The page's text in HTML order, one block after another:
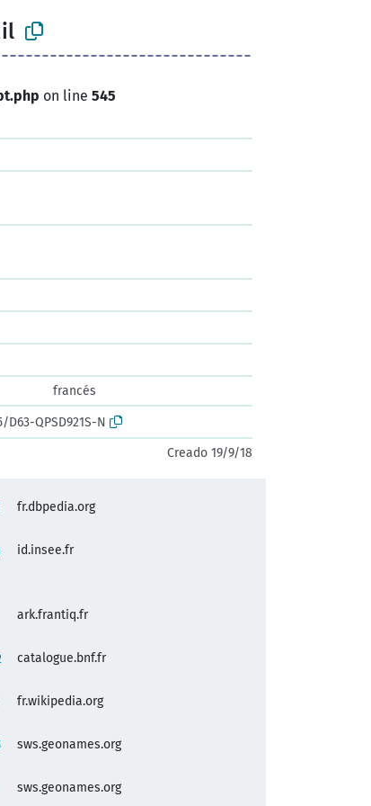
on line 545
francés
QPSD921S-N
Creado 19/9/18
fr.dbpedia.org
id.insee.fr
ark.frantiq.fr
catalogue.bnf.fr
fr.wikipedia.org
sws.geonames.org
sws.geonames.org